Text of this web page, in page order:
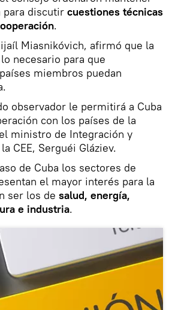
para discutir cuestiones técnicas
.
Miasnikóvich, afirmó que la
necesario para que
miembros puedan
observador le permitirá a Cuba
con los países de la
ministro de Integración y
CEE, Serguéi Gláziev.
de Cuba los sectores de
el mayor interés para la
ser los de salud, energía,
e industria.